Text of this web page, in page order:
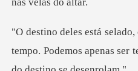
tempo. Podemos apenas ser